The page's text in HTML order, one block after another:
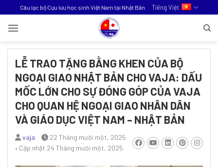
qua
nội
Câu lạc bộ Cựu lưu học sinh Việt Nam tại Nhật Bản Tiếng Việt
LỄ TRAO TẶNG BẰNG KHEN CỦA BỘ
NGOẠI GIAO NHẬT BẢN CHO VAJA: DẤU
MỐC LỚN CHO SỰ ĐÓNG GÓP CỦA VAJA
CHO QUAN HỆ NGOẠI GIAO NHÂN DÂN
VÀ GIÁO DỤC VIỆT NAM – NHẬT BẢN
vaja
22 Tháng mười một, 2025
• Cập nhật 24 Tháng mười một, 2025